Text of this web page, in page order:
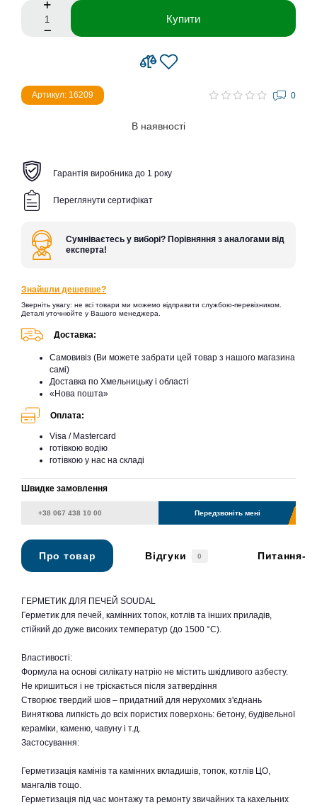
Купити
Артикул: 16209 0
В наявності
Гарантія виробника до 1 року
Переглянути сертифікат
Сумніваєтесь у виборі? Порівняння з аналогами від
експерта!
Знайшли дешевше?
Зверніть увагу: не всі товари ми можемо відправити службою-перевізником.
Деталі уточнюйте у Вашого менеджера.
Доставка:
Самовивіз (Ви можете забрати цей товар з нашого магазина
самі)
Доставка по Хмельницьку і області
«Нова пошта»
Оплата:
Visa / Mastercard
готівкою водію
готівкою у нас на складі
Швидке замовлення
Передзвоніть мені
Про товар Відгуки 0 Питання-
ГЕРМЕТИК ДЛЯ ПЕЧЕЙ SOUDAL
Герметик для печей, камінних топок, котлів та інших приладів,
стійкий до дуже високих температур (до 1500 °C).
Властивості:
Формула на основі силікату натрію не містить шкідливого азбесту.
Не кришиться і не тріскається після затвердіння
Створює твердий шов – придатний для нерухомих з'єднань
Виняткова липкість до всіх пористих поверхонь: бетону, будівельної
кераміки, каменю, чавуну і т.д.
Застосування:
Герметизація камінів та камінних вкладишів, топок, котлів ЦО,
мангалів тощо.
Герметизація під час монтажу та ремонту звичайних та кахельних